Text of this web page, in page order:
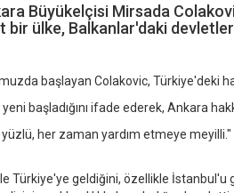
Büyükelçisi Mirsada
bir ülke, Balkanlar'daki
başlayan Colakovic, Türkiye'deki
başladığını ifade ederek, Ankara
her zaman yardım etmeye
Türkiye'ye geldiğini, özellikle